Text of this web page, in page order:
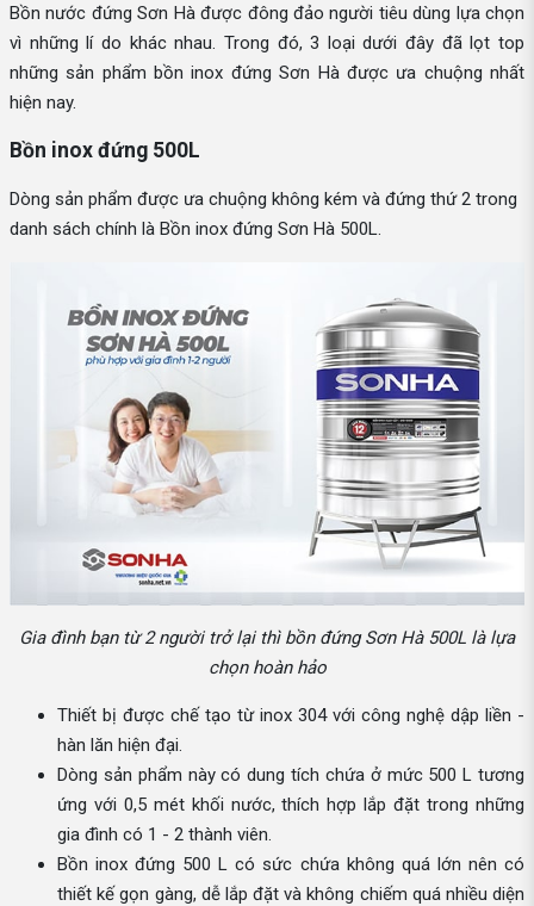
Bồn nước đứng Sơn Hà được đông đảo người tiêu dùng lựa chọn
vì những lí do khác nhau. Trong đó, 3 loại dưới đây đã lọt top
những sản phẩm bồn inox đứng Sơn Hà được ưa chuộng nhất
hiện nay.
Bồn inox đứng 500L
Dòng sản phẩm được ưa chuộng không kém và đứng thứ 2 trong
danh sách chính là Bồn inox đứng Sơn Hà 500L.
Gia đình bạn từ 2 người trở lại thì bồn đứng Sơn Hà 500L là lựa
chọn hoàn hảo
Thiết bị được chế tạo từ inox 304 với công nghệ dập liền -
hàn lăn hiện đại.
Dòng sản phẩm này có dung tích chứa ở mức 500 L tương
ứng với 0,5 mét khối nước, thích hợp lắp đặt trong những
gia đình có 1 - 2 thành viên.
Bồn inox đứng 500 L có sức chứa không quá lớn nên có
thiết kế gọn gàng, dễ lắp đặt và không chiếm quá nhiều diện